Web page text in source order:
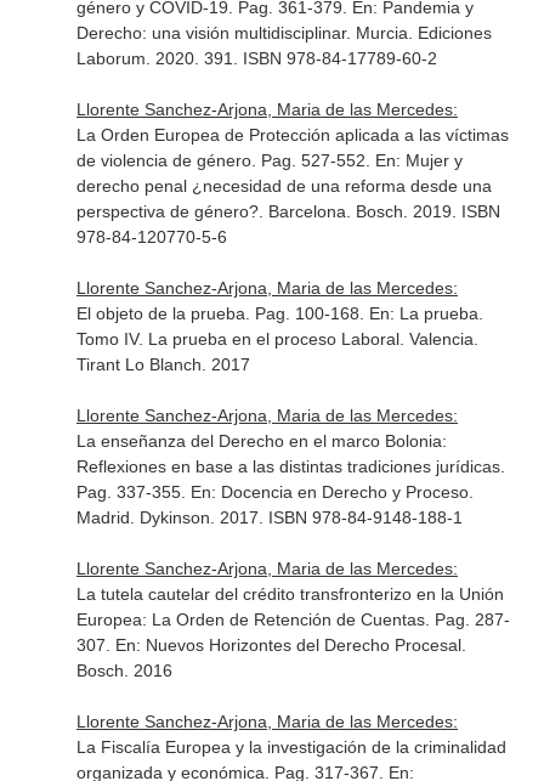
género y COVID-19. Pag. 361-379. En: Pandemia y
Derecho: una visión multidisciplinar. Murcia. Ediciones
Laborum. 2020. 391. ISBN 978-84-17789-60-2
Llorente Sanchez-Arjona, Maria de las Mercedes:
La Orden Europea de Protección aplicada a las víctimas
de violencia de género. Pag. 527-552. En: Mujer y
derecho penal ¿necesidad de una reforma desde una
perspectiva de género?. Barcelona. Bosch. 2019. ISBN
978-84-120770-5-6
Llorente Sanchez-Arjona, Maria de las Mercedes:
El objeto de la prueba. Pag. 100-168. En: La prueba.
Tomo IV. La prueba en el proceso Laboral. Valencia.
Tirant Lo Blanch. 2017
Llorente Sanchez-Arjona, Maria de las Mercedes:
La enseñanza del Derecho en el marco Bolonia:
Reflexiones en base a las distintas tradiciones jurídicas.
Pag. 337-355. En: Docencia en Derecho y Proceso.
Madrid. Dykinson. 2017. ISBN 978-84-9148-188-1
Llorente Sanchez-Arjona, Maria de las Mercedes:
La tutela cautelar del crédito transfronterizo en la Unión
Europea: La Orden de Retención de Cuentas. Pag. 287-
307. En: Nuevos Horizontes del Derecho Procesal.
Bosch. 2016
Llorente Sanchez-Arjona, Maria de las Mercedes:
La Fiscalía Europea y la investigación de la criminalidad
organizada y económica. Pag. 317-367. En: